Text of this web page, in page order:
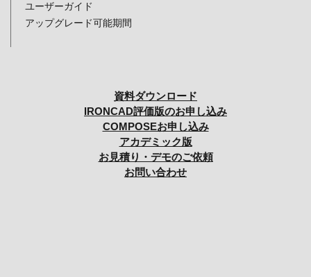
ユーザーガイド
アップグレード可能期間
資料ダウンロード
IRONCAD評価版のお申し込み
COMPOSEお申し込み
アカデミック版
お見積り・デモのご依頼
お問い合わせ